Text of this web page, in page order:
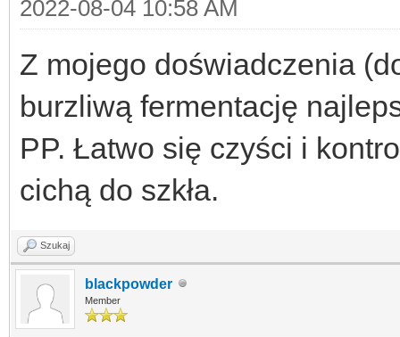
2022-08-04 10:58 AM
Z mojego doświadczenia
burzliwą fermentację
PP. Łatwo się czyści i
cichą do szkła.
Szukaj
blackpowder
Member